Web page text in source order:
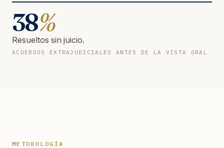
38%
Resueltos sin juicio.
ACUERDOS EXTRAJUDICIALES ANTES DE LA VISTA ORAL
METODOLOGÍA